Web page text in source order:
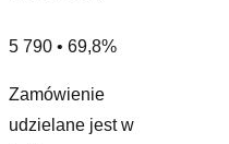
5 790 • 69,8%
Zamówienie
udzielane jest w